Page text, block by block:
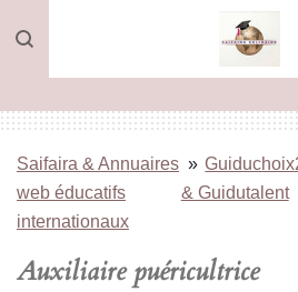
au
contenu
principal
Saifaira & Annuaires
web éducatifs
internationaux
»
& Guidutalent
Auxiliaire puéricultrice